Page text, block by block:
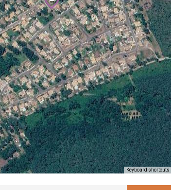
Keyboard shortcuts